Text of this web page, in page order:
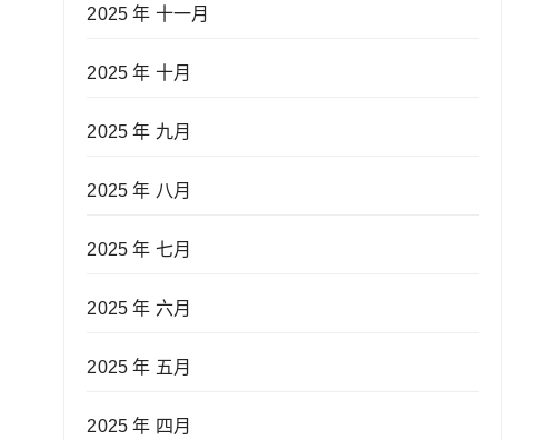
2025 年 十一月
2025 年 十月
2025 年 九月
2025 年 八月
2025 年 七月
2025 年 六月
2025 年 五月
2025 年 四月